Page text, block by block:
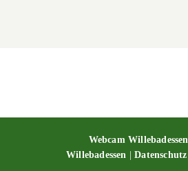
Webcam Willebadessen
Willebadessen |Datenschutz